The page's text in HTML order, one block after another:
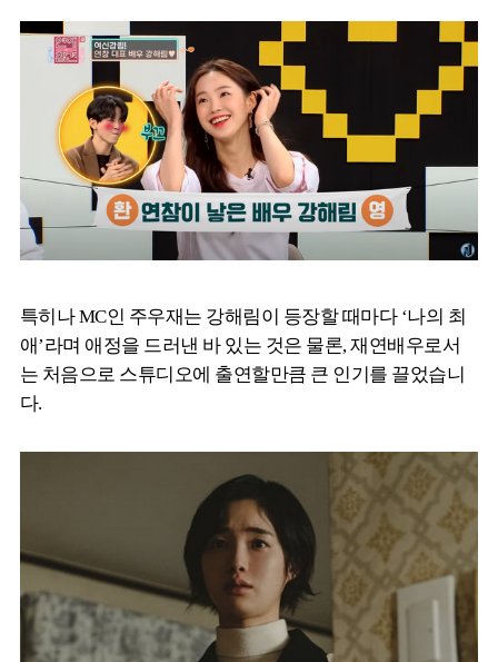
특히나 MC인 주우재는 강해림이 등장할 때마다 ‘나의 최
애’라며 애정을 드러낸 바 있는 것은 물론, 재연배우로서
는 처음으로 스튜디오에 출연할만큼 큰 인기를 끌었습니
다.